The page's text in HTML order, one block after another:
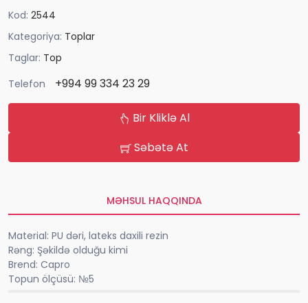
Kod: 2544
Kategoriya: Toplar
Taglar: Top
Telefon
+994 99 334 23 29
Bir Kliklə Al
Səbətə At
MƏHSUL HAQQINDA
Material: PU dəri, lateks daxili rezin
Rəng: Şəkildə olduğu kimi
Brend: Capro
Topun ölçüsü: №5